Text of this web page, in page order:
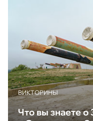
ВИКТОРИНЫ
Что вы знаете о